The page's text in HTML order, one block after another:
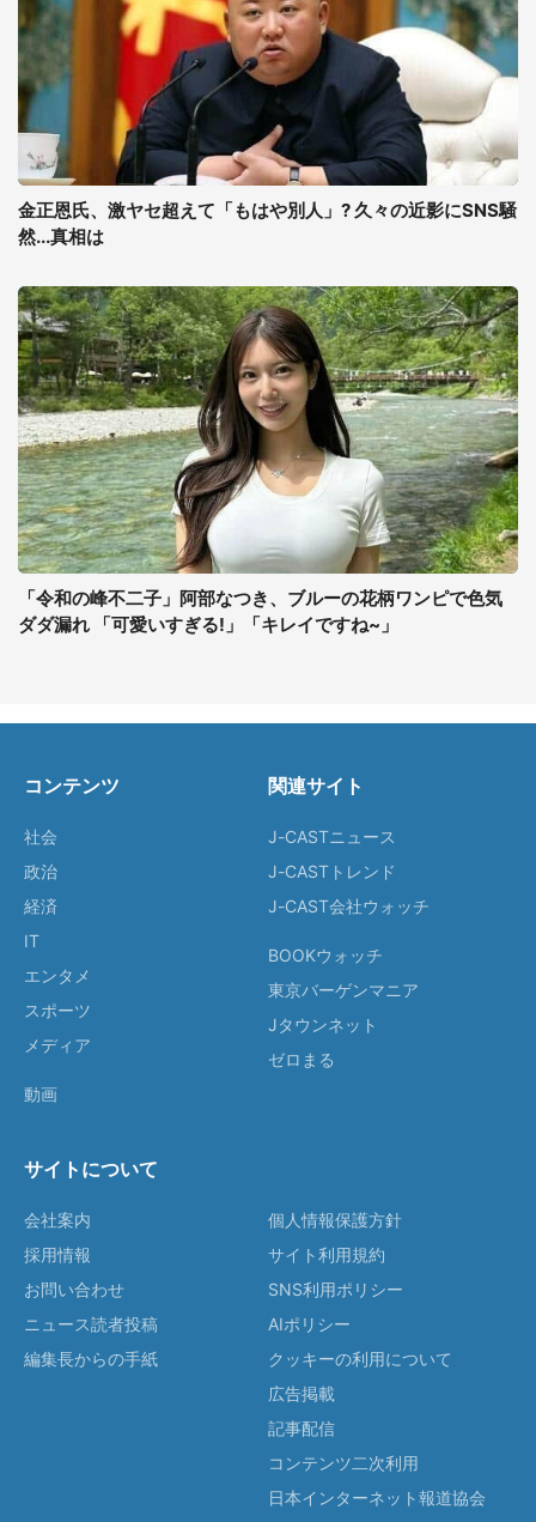
金正恩氏、激ヤセ超えて「もはや別人」? 久々の近影にSNS騒
然...真相は
「令和の峰不二子」阿部なつき、ブルーの花柄ワンピで色気
ダダ漏れ 「可愛いすぎる!」「キレイですね~」
コンテンツ
社会
政治
経済
IT
エンタメ
スポーツ
メディア
動画
関連サイト
J-CASTニュース
J-CASTトレンド
J-CAST会社ウォッチ
BOOKウォッチ
東京バーゲンマニア
Jタウンネット
ゼロまる
サイトについて
会社案内
採用情報
お問い合わせ
ニュース読者投稿
編集長からの手紙
個人情報保護方針
サイト利用規約
SNS利用ポリシー
AIポリシー
クッキーの利用について
広告掲載
記事配信
コンテンツ二次利用
日本インターネット報道協会